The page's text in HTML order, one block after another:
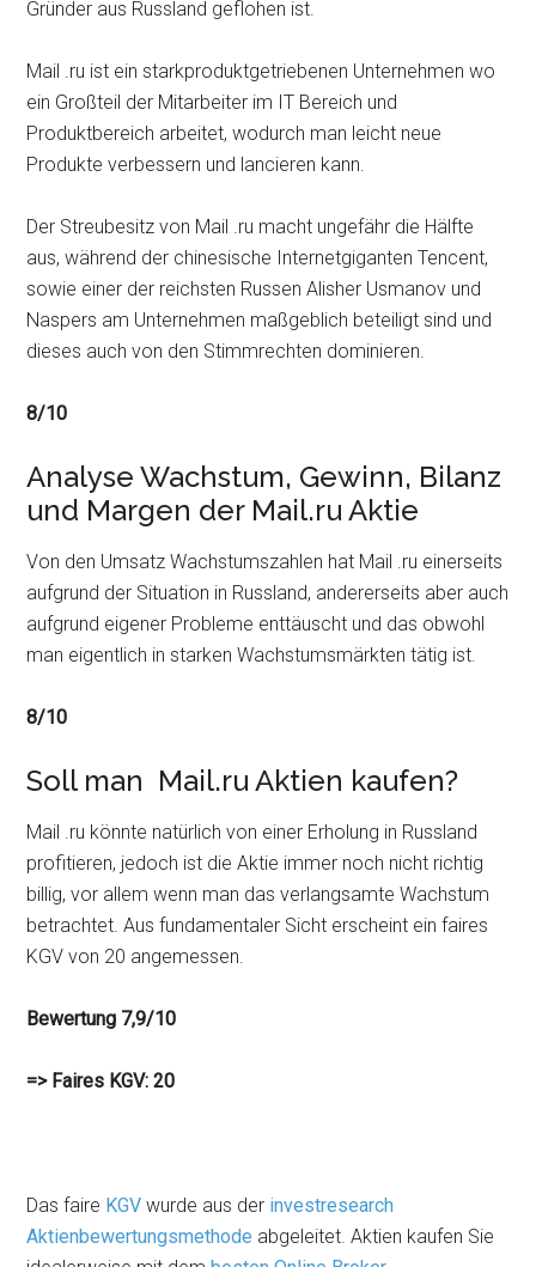
Gründer aus Russland geflohen ist.
Mail .ru ist ein starkproduktgetriebenen Unternehmen wo
ein Großteil der Mitarbeiter im IT Bereich und
Produktbereich arbeitet, wodurch man leicht neue
Produkte verbessern und lancieren kann.
Der Streubesitz von Mail .ru macht ungefähr die Hälfte
aus, während der chinesische Internetgiganten Tencent,
sowie einer der reichsten Russen Alisher Usmanov und
Naspers am Unternehmen maßgeblich beteiligt sind und
dieses auch von den Stimmrechten dominieren.
8/10
Analyse Wachstum, Gewinn, Bilanz
und Margen der Mail.ru Aktie
Von den Umsatz Wachstumszahlen hat Mail .ru einerseits
aufgrund der Situation in Russland, andererseits aber auch
aufgrund eigener Probleme enttäuscht und das obwohl
man eigentlich in starken Wachstumsmärkten tätig ist.
8/10
Soll man Mail.ru Aktien kaufen?
Mail .ru könnte natürlich von einer Erholung in Russland
profitieren, jedoch ist die Aktie immer noch nicht richtig
billig, vor allem wenn man das verlangsamte Wachstum
betrachtet. Aus fundamentaler Sicht erscheint ein faires
KGV von 20 angemessen.
Bewertung 7,9/10
=> Faires KGV: 20
Das faire KGV wurde aus der investresearch
Aktienbewertungsmethode abgeleitet. Aktien kaufen Sie